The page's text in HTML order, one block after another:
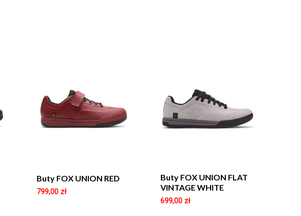
Buty FOX UNION RED
799,00 zł
Buty FOX UNION FLAT
VINTAGE WHITE
699,00 zł